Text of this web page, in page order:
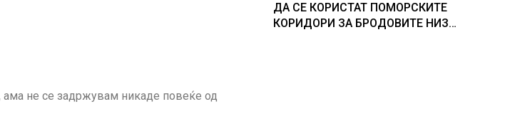
не се задржувам никаде повеќе од
ДА СЕ КОРИСТАТ ПОМОРСКИТЕ
КОРИДОРИ ЗА БРОДОВИТЕ НИЗ